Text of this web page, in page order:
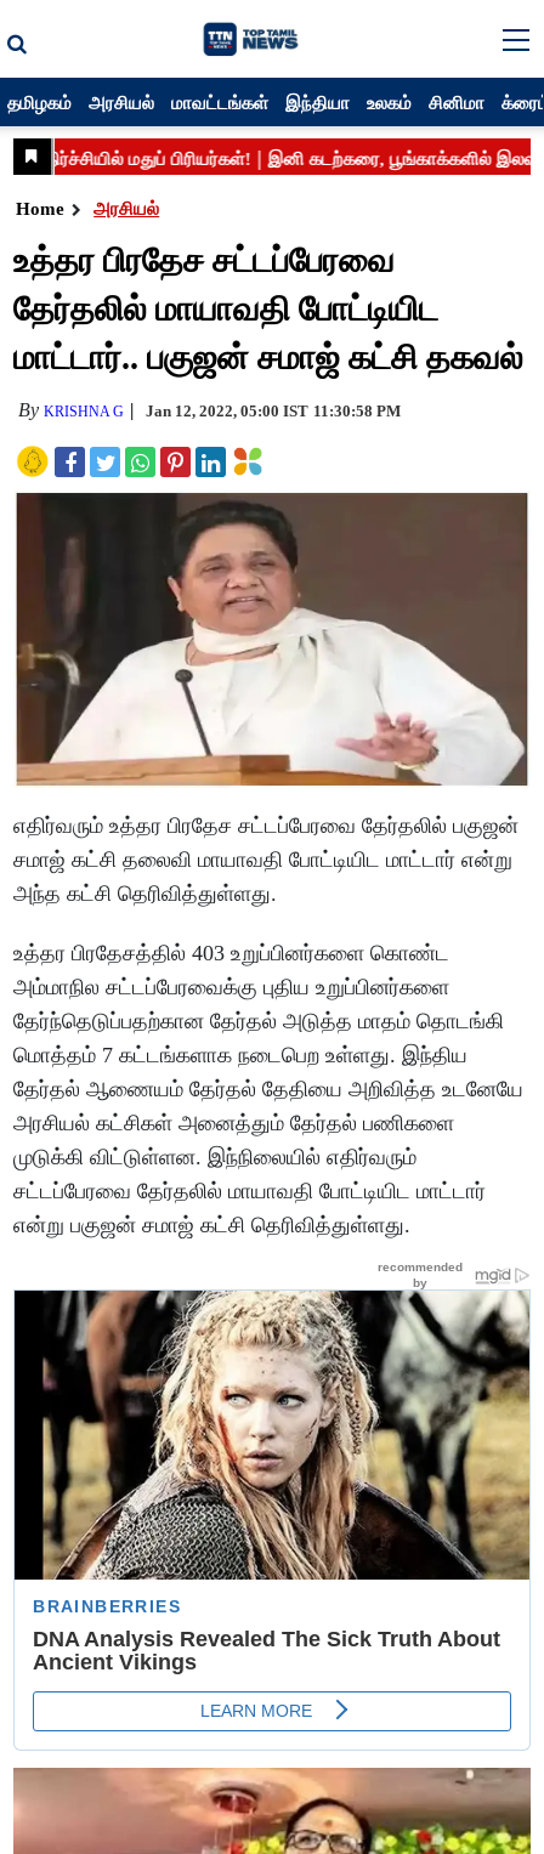
தமிழகம் அரசியல் மாவட்டங்கள் இந்தியா உலகம் சினிமா
Home அரசியல்
உத்தர பிரதேச சட்டப்பேரவை
தேர்தலில் மாயாவதி போட்டியிட
மாட்டார்.. பகுஜன் சமாஜ் கட்சி தகவல்
ByKRISHNA G Jan 12, 2022, 05:00 IST 11:30:58 PM
எதிர்வரும் உத்தர பிரதேச சட்டப்பேரவை தேர்தலில் பகுஜன்
சமாஜ் கட்சி தலைவி மாயாவதி போட்டியிட மாட்டார் என்று
அந்த கட்சி தெரிவித்துள்ளது.
உத்தர பிரதேசத்தில் 403 உறுப்பினர்களை கொண்ட
அம்மாநில சட்டப்பேரவைக்கு புதிய உறுப்பினர்களை
தேர்ந்தெடுப்பதற்கான தேர்தல் அடுத்த மாதம் தொடங்கி
மொத்தம் 7 கட்டங்களாக நடைபெற உள்ளது. இந்திய
தேர்தல் ஆணையம் தேர்தல் தேதியை அறிவித்த உடனேயே
அரசியல் கட்சிகள் அனைத்தும் தேர்தல் பணிகளை
முடுக்கி விட்டுள்ளன. இந்நிலையில் எதிர்வரும்
சட்டப்பேரவை தேர்தலில் மாயாவதி போட்டியிட மாட்டார்
என்று பகுஜன் சமாஜ் கட்சி தெரிவித்துள்ளது.